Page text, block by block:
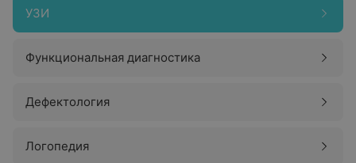
УЗИ
Функциональная диагностика
Дефектология
Логопедия